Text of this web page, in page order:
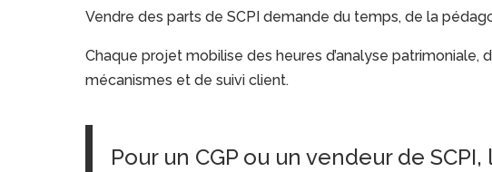
Vendre des parts de SCPI demande du temps, de la
Chaque projet mobilise des heures d’analyse patrimoniale,
mécanismes et de suivi client.
Pour un CGP ou un vendeur de